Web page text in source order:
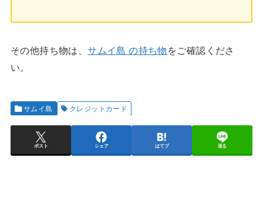
その他持ち物は、サムイ島 の持ち物 をご確認くださ
い。
サムイ島 クレジットカード
ポスト シェア はてブ 送る